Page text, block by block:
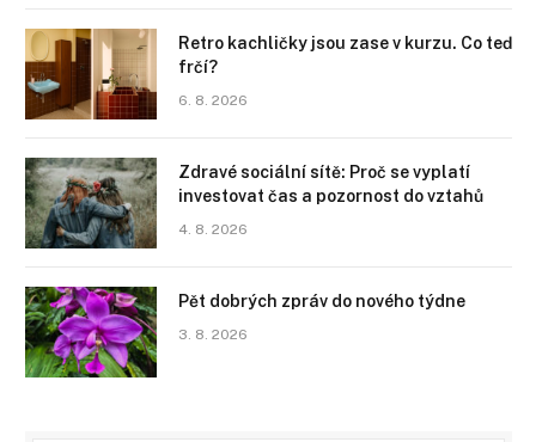
Retro kachličky jsou zase v kurzu. Co teď
frčí?
6. 8. 2026
Zdravé sociální sítě: Proč se vyplatí
investovat čas a pozornost do vztahů
4. 8. 2026
Pět dobrých zpráv do nového týdne
3. 8. 2026